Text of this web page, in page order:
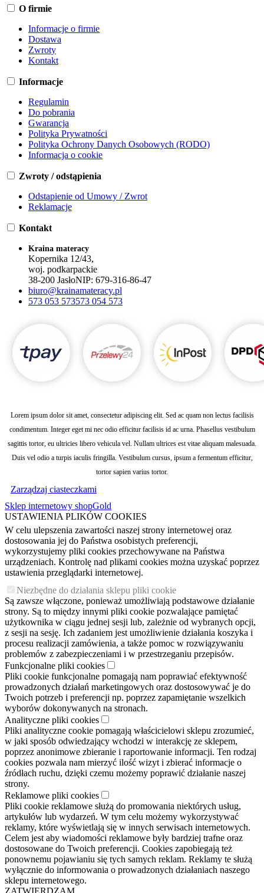
O firmie
Informacje o firmie
Dostawa
Zwroty
Kontakt
Informacje
Regulamin
Do pobrania
Gwarancja
Polityka Prywatności
Polityka Ochrony Danych Osobowych (RODO)
Informacja o cookie
Zwroty / odstąpienia
Odstąpienie od Umowy / Zwrot
Reklamacje
Kontakt
Kraina materacy
Kopernika 12/43,
woj. podkarpackie
38-200 JasłoNIP: 679-316-86-47
biuro@krainamateracy.pl
573 053 573573 054 573
Lorem ipsum dolor sit amet, consectetur adipiscing elit. Sed ac quam non lectus facilisis
condimentum. Integer eget mi nec odio efficitur facilisis id ac urna. Phasellus vestibulum
sagittis tortor, eu ultricies libero vehicula vel. Nullam ultrices est vitae aliquam malesuada.
Duis vel odio a turpis iaculis fringilla. Vestibulum cursus, ipsum a fermentum efficitur,
tortor sapien varius tortor.
Zarządzaj ciasteczkami
Sklep internetowy shopGold
USTAWIENIA PLIKÓW COOKIES
W celu ulepszenia zawartości naszej strony internetowej oraz
dostosowania jej do Państwa osobistych preferencji,
wykorzystujemy pliki cookies przechowywane na Państwa
urządzeniach. Kontrolę nad plikami cookies można uzyskać poprzez
ustawienia przeglądarki internetowej.
Niezbędne do działania sklepu pliki cookie
Są zawsze włączone, ponieważ umożliwiają podstawowe działanie
strony. Są to między innymi pliki cookie pozwalające pamiętać
użytkownika w ciągu jednej sesji lub, zależnie od wybranych opcji,
z sesji na sesję. Ich zadaniem jest umożliwienie działania koszyka i
procesu realizacji zamówienia, a także pomoc w rozwiązywaniu
problemów z zabezpieczeniami i w przestrzeganiu przepisów.
Funkcjonalne pliki cookies
Pliki cookie funkcjonalne pomagają nam poprawiać efektywność
prowadzonych działań marketingowych oraz dostosowywać je do
Twoich potrzeb i preferencji np. poprzez zapamiętanie wszelkich
wyborów dokonywanych na stronach.
Analityczne pliki cookies
Pliki analityczne cookie pomagają właścicielowi sklepu zrozumieć,
w jaki sposób odwiedzający wchodzi w interakcję ze sklepem,
poprzez anonimowe zbieranie i raportowanie informacji. Ten rodzaj
cookies pozwala nam mierzyć ilość wizyt i zbierać informacje o
źródłach ruchu, dzięki czemu możemy poprawić działanie naszej
strony.
Reklamowe pliki cookies
Pliki cookie reklamowe służą do promowania niektórych usług,
artykułów lub wydarzeń. W tym celu możemy wykorzystywać
reklamy, które wyświetlają się w innych serwisach internetowych.
Celem jest aby wiadomości reklamowe były bardziej trafne oraz
dostosowane do Twoich preferencji. Cookies zapobiegają też
ponownemu pojawianiu się tych samych reklam. Reklamy te służą
wyłącznie do informowania o prowadzonych działaniach naszego
sklepu internetowego.
ZATWIERDZAM